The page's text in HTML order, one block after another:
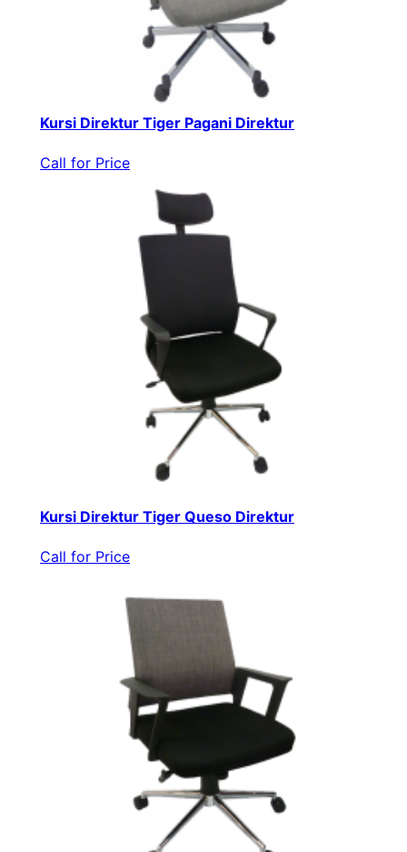
Kursi Direktur Tiger Pagani Direktur
Call for Price
Kursi Direktur Tiger Queso Direktur
Call for Price